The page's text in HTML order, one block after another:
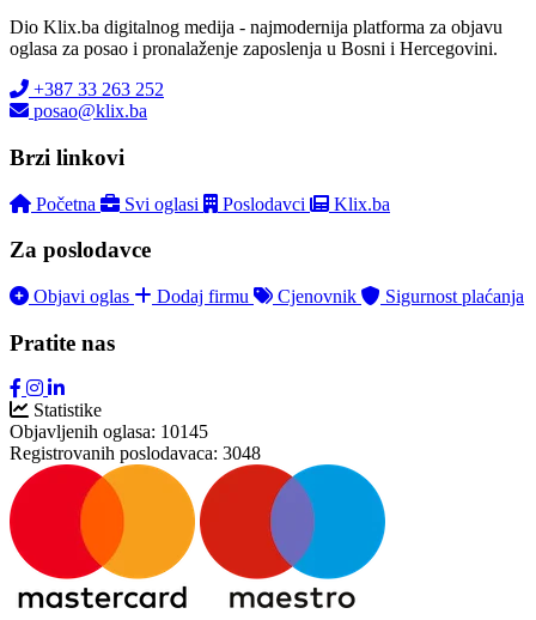
Dio Klix.ba digitalnog medija - najmodernija platforma za objavu
oglasa za posao i pronalaženje zaposlenja u Bosni i Hercegovini.
+387 33 263 252
posao@klix.ba
Brzi linkovi
Početna Svi oglasi Poslodavci Klix.ba
Za poslodavce
Objavi oglas Dodaj firmu Cjenovnik Sigurnost plaćanja
Pratite nas
Statistike
Objavljenih oglasa: 10145
Registrovanih poslodavaca: 3048